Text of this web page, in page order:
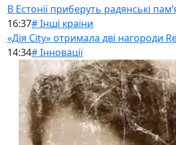
В Естонії приберуть радянські
16:37# Інші країни
«Дія City» отримала дві нагороди
14:34# Інновації